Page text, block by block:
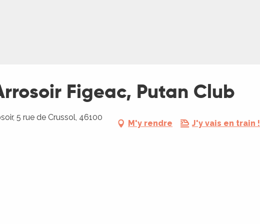
Figeac, Putan Club
5 rue de Crussol, 46100
M'y rendre J'y vais en train !